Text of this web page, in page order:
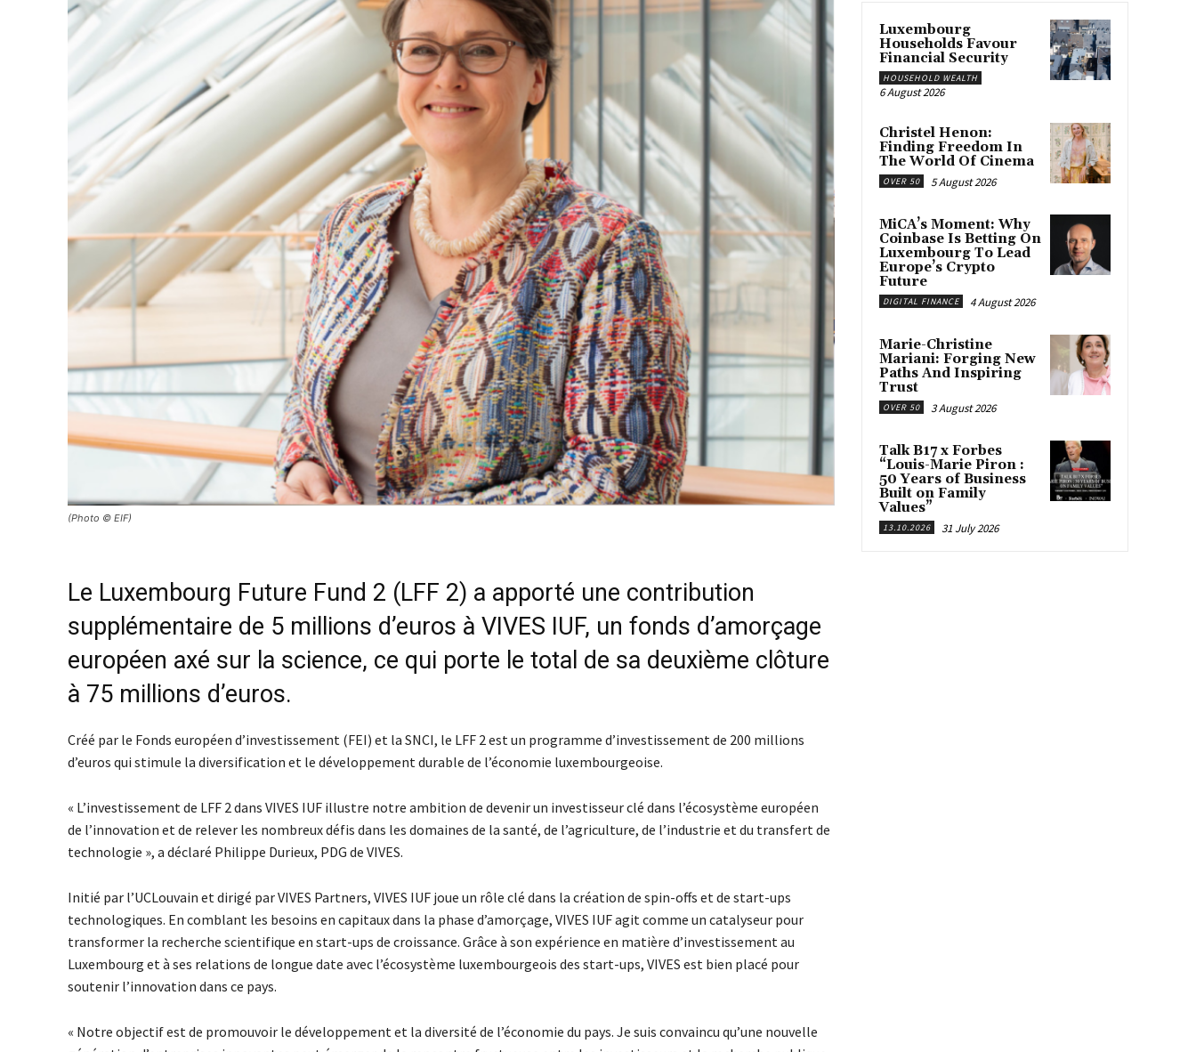
(Photo © EIF)
Le Luxembourg Future Fund 2 (LFF 2) a apporté une contribution
supplémentaire de 5 millions d’euros à VIVES IUF, un fonds d’amorçage
européen axé sur la science, ce qui porte le total de sa deuxième clôture
à 75 millions d’euros.
Créé par le Fonds européen d’investissement (FEI) et la SNCI, le LFF 2 est un programme d’investissement de 200 millions
d’euros qui stimule la diversification et le développement durable de l’économie luxembourgeoise.
« L’investissement de LFF 2 dans VIVES IUF illustre notre ambition de devenir un investisseur clé dans l’écosystème européen
de l’innovation et de relever les nombreux défis dans les domaines de la santé, de l’agriculture, de l’industrie et du transfert de
technologie », a déclaré Philippe Durieux, PDG de VIVES.
Initié par l’UCLouvain et dirigé par VIVES Partners, VIVES IUF joue un rôle clé dans la création de spin-offs et de start-ups
technologiques. En comblant les besoins en capitaux dans la phase d’amorçage, VIVES IUF agit comme un catalyseur pour
transformer la recherche scientifique en start-ups de croissance. Grâce à son expérience en matière d’investissement au
Luxembourg et à ses relations de longue date avec l’écosystème luxembourgeois des start-ups, VIVES est bien placé pour
soutenir l’innovation dans ce pays.
« Notre objectif est de promouvoir le développement et la diversité de l’économie du pays. Je suis convaincu qu’une nouvelle
Luxembourg
Households Favour
Financial Security
HOUSEHOLD WEALTH
6 August 2026
Christel Henon:
Finding Freedom In
The World Of Cinema
OVER 50 5 August 2026
MiCA’s Moment: Why
Coinbase Is Betting On
Luxembourg To Lead
Europe’s Crypto
Future
DIGITAL FINANCE 4 August 2026
Marie-Christine
Mariani: Forging New
Paths And Inspiring
Trust
OVER 50 3 August 2026
Talk B17 x Forbes
“Louis-Marie Piron :
50 Years of Business
Built on Family
Values”
13.10.2026 31 July 2026